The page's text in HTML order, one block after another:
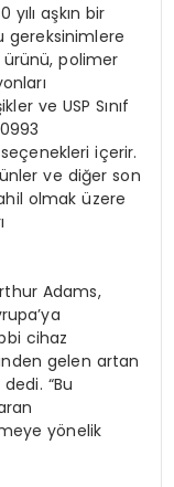
aşkın bir
gereksinimlere
polimer
ve USP Sınıf
içerir.
ve diğer son
olmak üzere
Adams,
cihaz
gelen artan
“Bu
yönelik